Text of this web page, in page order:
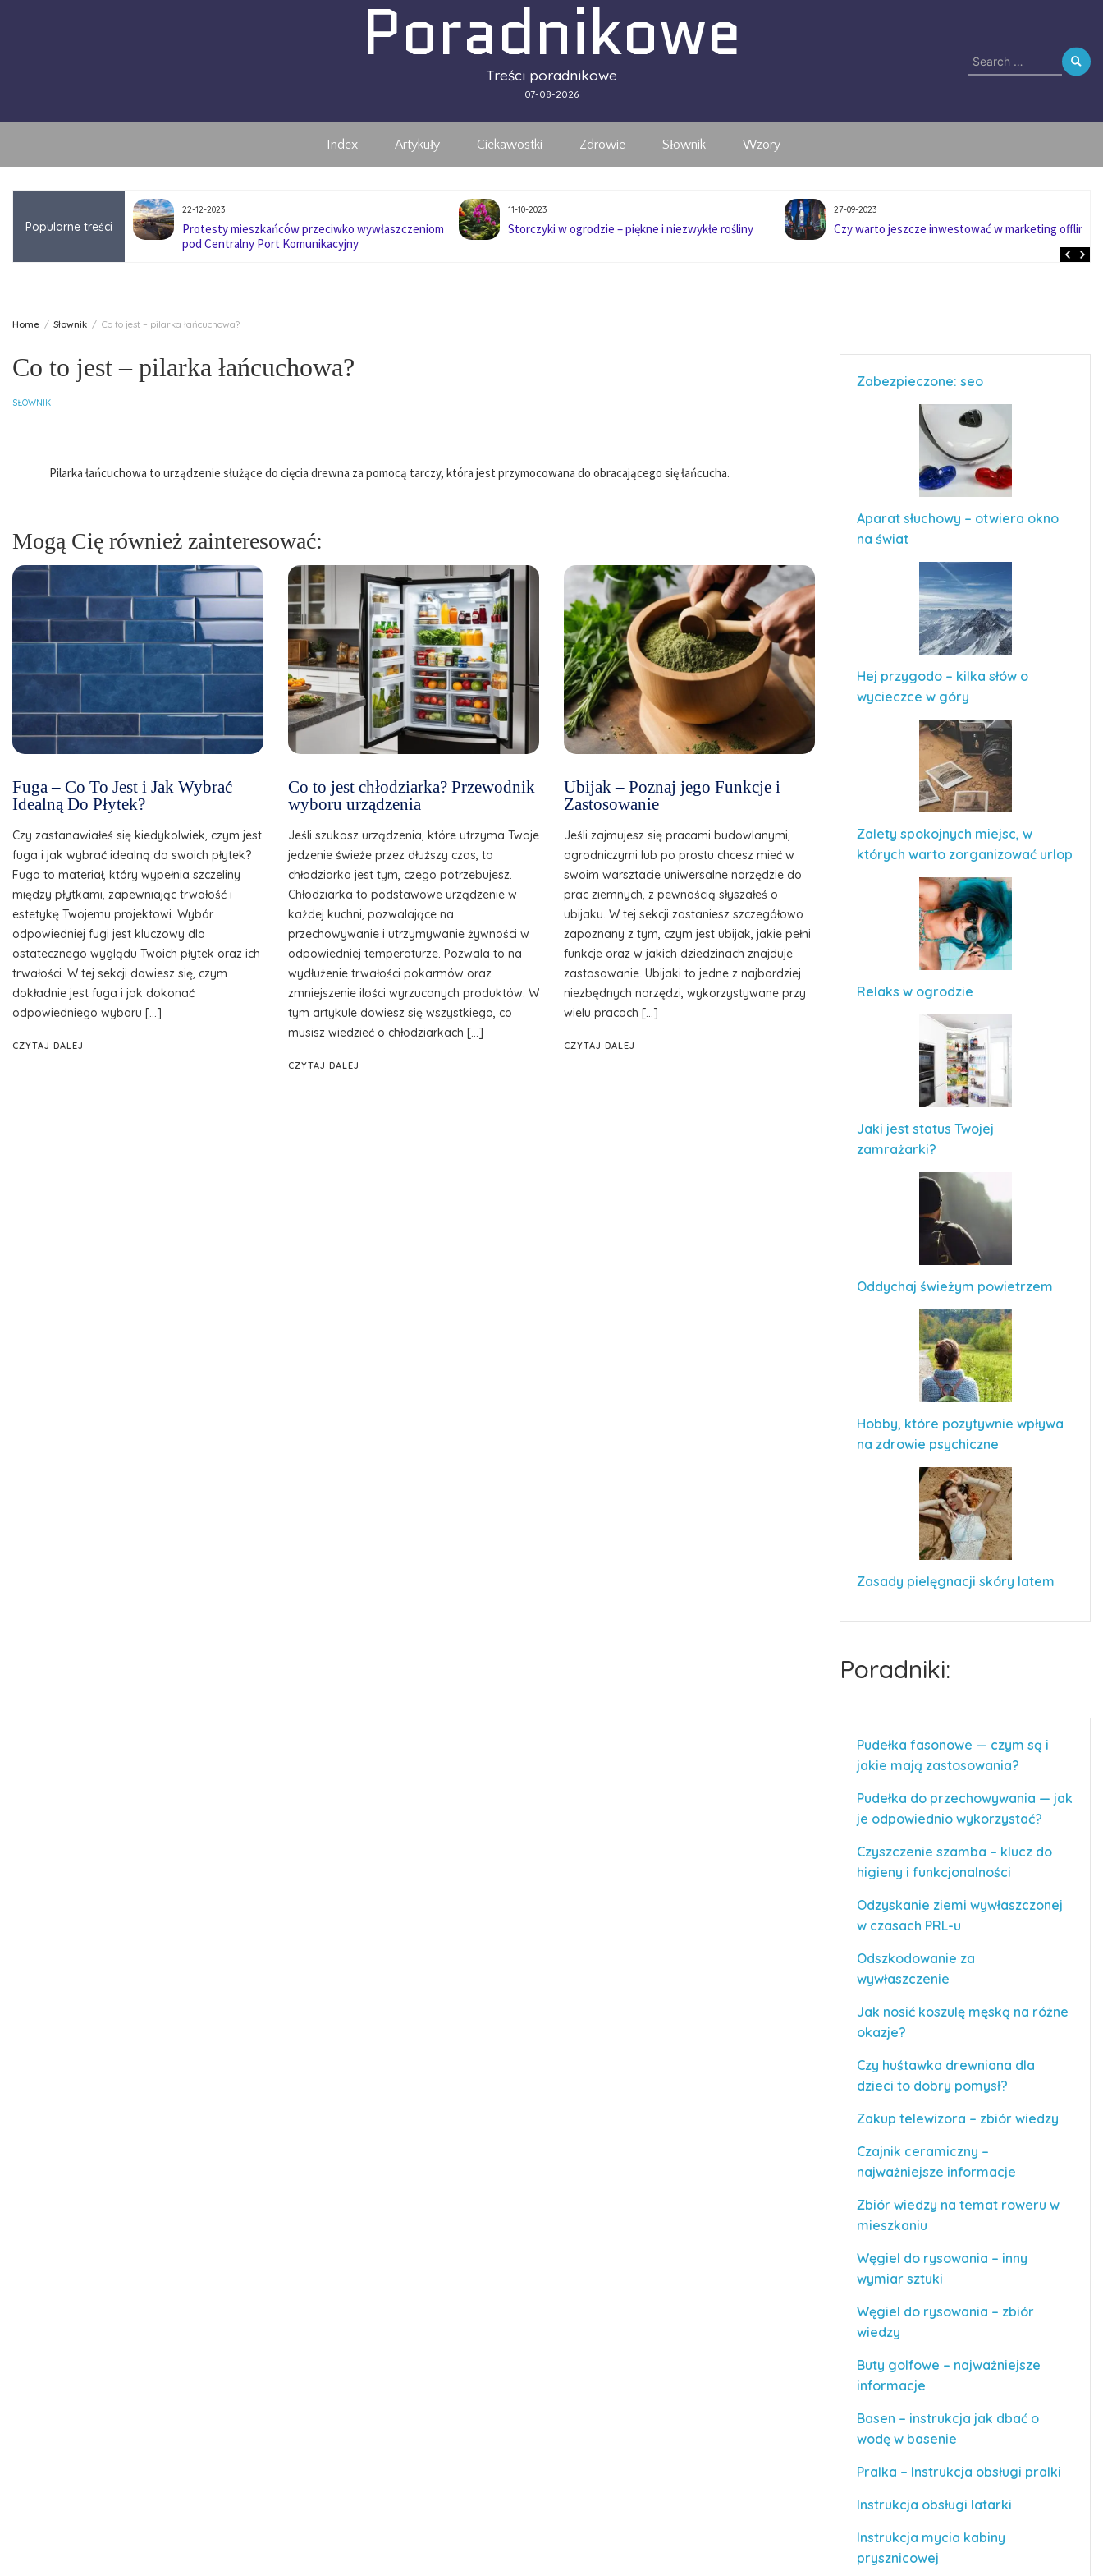
Poradnikowe
Treści poradnikowe
07-08-2026
Search
for:
Index Artykuły Ciekawostki Zdrowie Słownik Wzory
Popularne treści
pokoleniową w
22-12-2023
Protesty mieszkańców przeciwko wywłaszczeniom
pod Centralny Port Komunikacyjny
11-10-2023
Storczyki w ogrodzie – piękne i niezwykłe rośliny
27-09-2023
Czy warto jeszcze inwestować w marketing offline?
Home Słownik Co to jest – pilarka łańcuchowa?
Co to jest – pilarka łańcuchowa?
SŁOWNIK
Pilarka łańcuchowa to urządzenie służące do cięcia drewna za pomocą tarczy, która jest przymocowana do obracającego się łańcucha.
Mogą Cię również zainteresować:
Fuga – Co To Jest i Jak Wybrać
Idealną Do Płytek?
Czy zastanawiałeś się kiedykolwiek, czym jest
fuga i jak wybrać idealną do swoich płytek?
Fuga to materiał, który wypełnia szczeliny
między płytkami, zapewniając trwałość i
estetykę Twojemu projektowi. Wybór
odpowiedniej fugi jest kluczowy dla
ostatecznego wyglądu Twoich płytek oraz ich
trwałości. W tej sekcji dowiesz się, czym
dokładnie jest fuga i jak dokonać
odpowiedniego wyboru […]
CZYTAJ DALEJ
Co to jest chłodziarka? Przewodnik
wyboru urządzenia
Jeśli szukasz urządzenia, które utrzyma Twoje
jedzenie świeże przez dłuższy czas, to
chłodziarka jest tym, czego potrzebujesz.
Chłodziarka to podstawowe urządzenie w
każdej kuchni, pozwalające na
przechowywanie i utrzymywanie żywności w
odpowiedniej temperaturze. Pozwala to na
wydłużenie trwałości pokarmów oraz
zmniejszenie ilości wyrzucanych produktów. W
tym artykule dowiesz się wszystkiego, co
musisz wiedzieć o chłodziarkach […]
CZYTAJ DALEJ
Ubijak – Poznaj jego Funkcje i
Zastosowanie
Jeśli zajmujesz się pracami budowlanymi,
ogrodniczymi lub po prostu chcesz mieć w
swoim warsztacie uniwersalne narzędzie do
prac ziemnych, z pewnością słyszałeś o
ubijaku. W tej sekcji zostaniesz szczegółowo
zapoznany z tym, czym jest ubijak, jakie pełni
funkcje oraz w jakich dziedzinach znajduje
zastosowanie. Ubijaki to jedne z najbardziej
niezbędnych narzędzi, wykorzystywane przy
wielu pracach […]
CZYTAJ DALEJ
Zabezpieczone: seo
Aparat słuchowy – otwiera okno
na świat
Hej przygodo – kilka słów o
wycieczce w góry
Zalety spokojnych miejsc, w
których warto zorganizować urlop
Relaks w ogrodzie
Jaki jest status Twojej
zamrażarki?
Oddychaj świeżym powietrzem
Hobby, które pozytywnie wpływa
na zdrowie psychiczne
Zasady pielęgnacji skóry latem
Poradniki:
Pudełka fasonowe — czym są i
jakie mają zastosowania?
Pudełka do przechowywania — jak
je odpowiednio wykorzystać?
Czyszczenie szamba – klucz do
higieny i funkcjonalności
Odzyskanie ziemi wywłaszczonej
w czasach PRL-u
Odszkodowanie za
wywłaszczenie
Jak nosić koszulę męską na różne
okazje?
Czy huśtawka drewniana dla
dzieci to dobry pomysł?
Zakup telewizora – zbiór wiedzy
Czajnik ceramiczny –
najważniejsze informacje
Zbiór wiedzy na temat roweru w
mieszkaniu
Węgiel do rysowania – inny
wymiar sztuki
Węgiel do rysowania – zbiór
wiedzy
Buty golfowe – najważniejsze
informacje
Basen – instrukcja jak dbać o
wodę w basenie
Pralka – Instrukcja obsługi pralki
Instrukcja obsługi latarki
Instrukcja mycia kabiny
prysznicowej